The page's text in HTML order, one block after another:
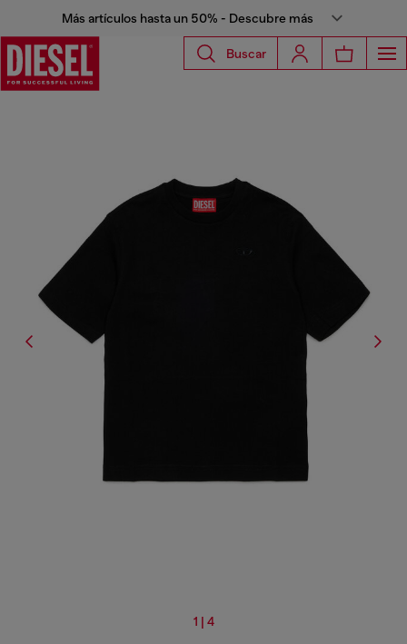
Más artículos hasta un 50% - Descubre más
Buscar
1 | 4